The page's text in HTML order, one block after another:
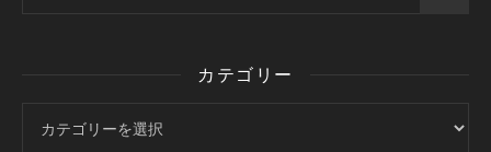
カテゴリー